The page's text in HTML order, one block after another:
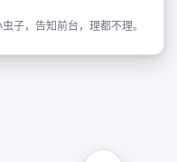
子，告知前台，理都不理。